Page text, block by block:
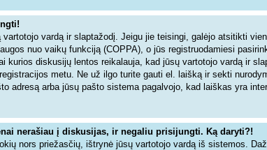
vardą ir slaptažodį. Jeigu jie teisingi, galėjo atsitikti
nuo vaikų funkciją (COPPA), o jūs registruodamiesi
kurios diskusijų lentos reikalauja, kad jūsų vartotojo vardą ir
metu. Ne už ilgo turite gauti el. laišką ir sekti
adresą arba jūsų pašto sistema pagalvojo, kad laiškas yra
nerašiau į diskusijas, ir negaliu prisijungti. Ką daryti?!
nors priežasčių, ištrynė jūsų vartotojo vardą iš sistemos.